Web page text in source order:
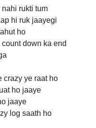
rukti tum
hi ruk jaayegi
ho
down ka end
crazy ye raat ho
ho jaaye
jaaye
log saath ho